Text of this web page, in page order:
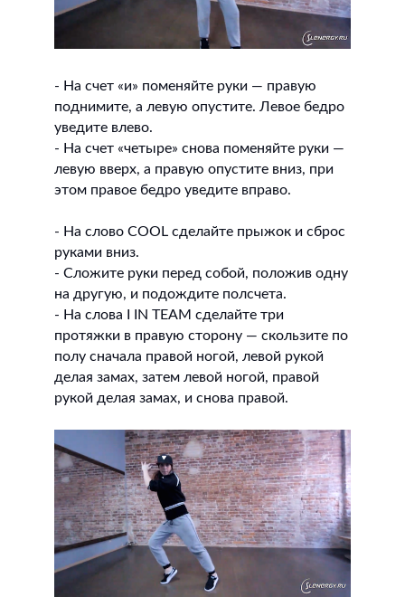
- На счет «и» поменяйте руки — правую
поднимите, а левую опустите. Левое бедро
уведите влево.
- На счет «четыре» снова поменяйте руки —
левую вверх, а правую опустите вниз, при
этом правое бедро уведите вправо.
- На слово COOL сделайте прыжок и сброс
руками вниз.
- Сложите руки перед собой, положив одну
на другую, и подождите полсчета.
- На слова I IN TEAM сделайте три
протяжки в правую сторону — скользите по
полу сначала правой ногой, левой рукой
делая замах, затем левой ногой, правой
рукой делая замах, и снова правой.